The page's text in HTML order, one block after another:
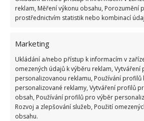
reklam, Měření výkonu obsahu, Porozumění
prostřednictvím statistik nebo kombinací
Marketing
Ukládání a/nebo přístup k informacím v
omezených údajů k výběru reklam,
personalizovanou reklamu, Používání profilů
personalizované reklamy, Vytváření profilů
obsah, Používání profilů pro výběr
Rozvoj a zlepšování služeb, Použití
obsahu.
ŽHAVÉ NOVINKY
Díky vhodné přípravě
problém. Pomůže i
větrání